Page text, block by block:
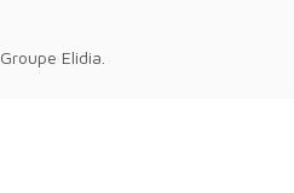
Groupe Elidia